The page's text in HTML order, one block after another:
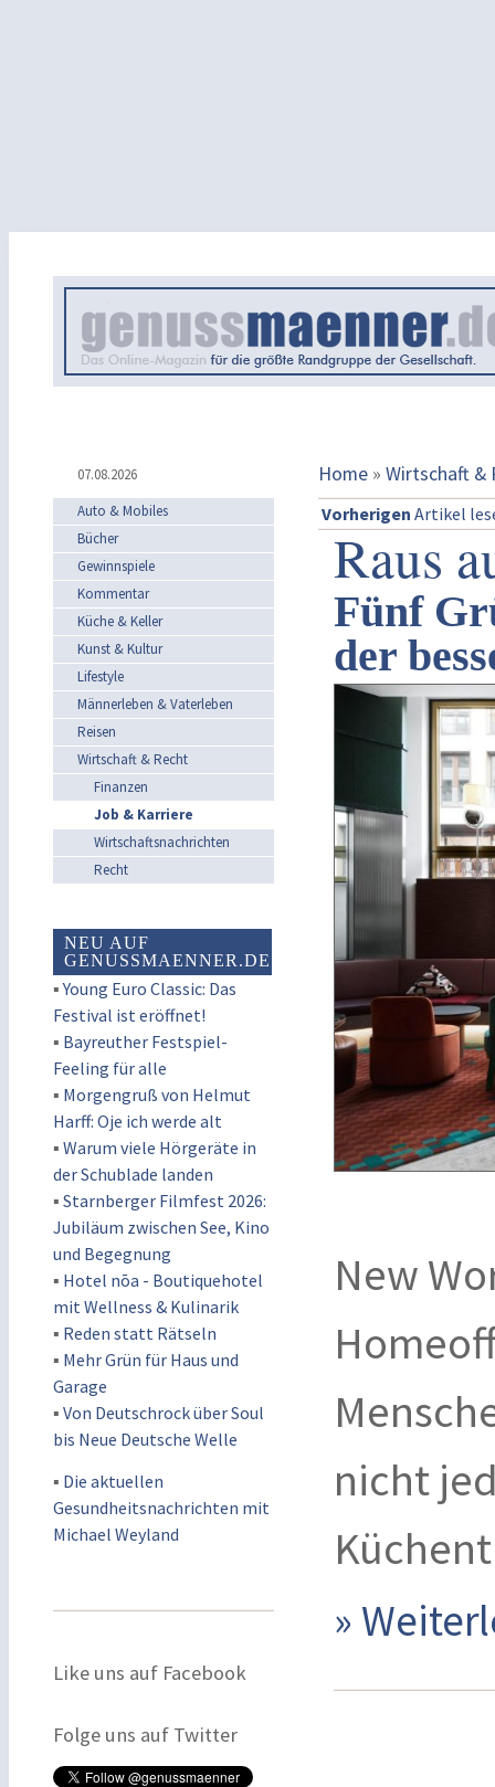
07.08.2026 Home » Wirtschaft &
Auto & Mobiles
Bücher
Gewinnspiele
Kommentar
Küche & Keller
Kunst & Kultur
Lifestyle
Männerleben & Vaterleben
Reisen
Wirtschaft & Recht
Finanzen
Job & Karriere
Wirtschaftsnachrichten
Recht
NEU AUF
GENUSSMAENNER.DE
▪Young Euro Classic: Das
Festival ist eröffnet!
▪ Bayreuther Festspiel-
Feeling für alle
▪ Morgengruß von Helmut
Harff: Oje ich werde alt
▪ Warum viele Hörgeräte in
der Schublade landen
▪ Starnberger Filmfest 2026:
Jubiläum zwischen See, Kino
und Begegnung
▪ Hotel nōa - Boutiquehotel
mit Wellness & Kulinarik
▪ Reden statt Rätseln
▪ Mehr Grün für Haus und
Garage
▪ Von Deutschrock über Soul
bis Neue Deutsche Welle
▪ Die aktuellen
Gesundheitsnachrichten mit
Michael Weyland
Like uns auf Facebook
Folge uns auf Twitter
Vorherigen Artikel
Raus
Fünf
der
New
nicht
»